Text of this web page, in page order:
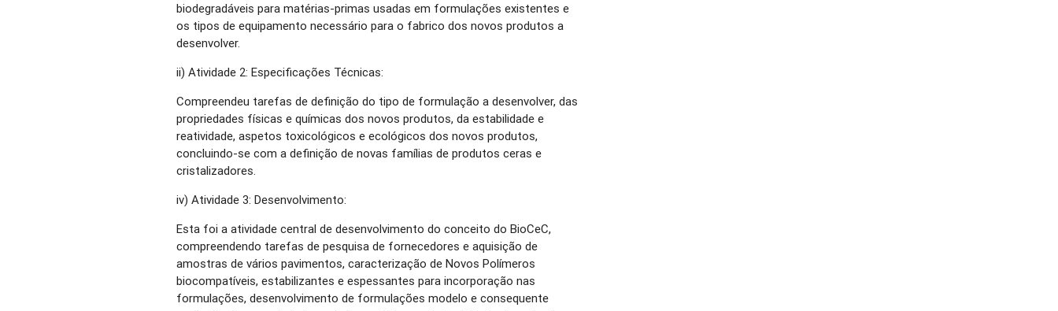
biodegradáveis para matérias-primas usadas em formulações existentes e
os tipos de equipamento necessário para o fabrico dos novos produtos a
desenvolver.
ii) Atividade 2: Especificações Técnicas:
Compreendeu tarefas de definição do tipo de formulação a desenvolver, das
propriedades físicas e químicas dos novos produtos, da estabilidade e
reatividade, aspetos toxicológicos e ecológicos dos novos produtos,
concluindo-se com a definição de novas famílias de produtos ceras e
cristalizadores.
iv) Atividade 3: Desenvolvimento:
Esta foi a atividade central de desenvolvimento do conceito do BioCeC,
compreendendo tarefas de pesquisa de fornecedores e aquisição de
amostras de vários pavimentos, caracterização de Novos Polímeros
biocompatíveis, estabilizantes e espessantes para incorporação nas
formulações, desenvolvimento de formulações modelo e consequente